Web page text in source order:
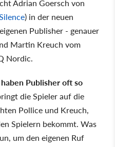
Adrian Goersch von
) in der neuen
Publisher - genauer
Martin Kreuch vom
Nordic.
Publisher oft so
die Spieler auf die
Pollice und Kreuch,
Spielern bekommt. Was
um den eigenen Ruf